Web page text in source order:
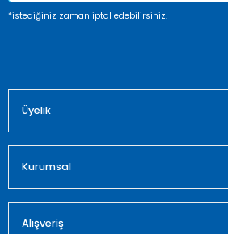
Ürün fiyatı diğer sitelerden daha pahalı.
*istediğiniz zaman iptal edebilirsiniz.
Üyelik
Kurumsal
Alışveriş